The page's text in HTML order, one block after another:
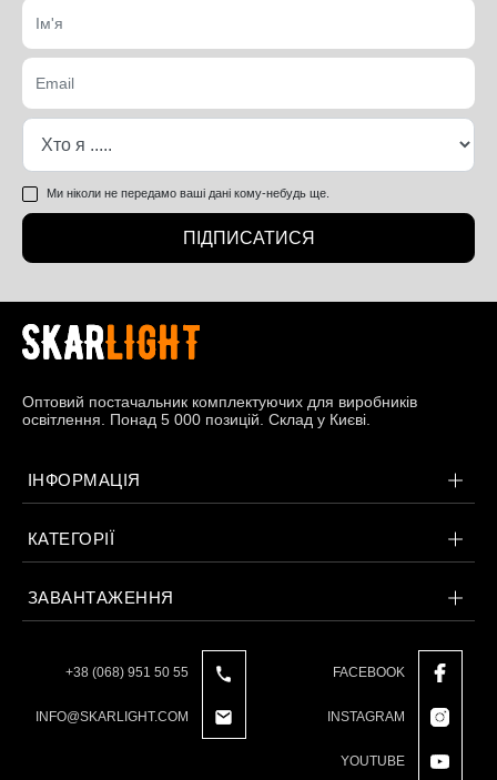
Ми ніколи не передамо ваші дані кому-небудь ще.
ПІДПИСАТИСЯ
Оптовий постачальник комплектуючих для виробників
освітлення. Понад 5 000 позицій. Склад у Києві.
ІНФОРМАЦІЯ
КАТЕГОРІЇ
ЗАВАНТАЖЕННЯ
+38 (068) 951 50 55
INFO@SKARLIGHT.COM
FACEBOOK
INSTAGRAM
YOUTUBE